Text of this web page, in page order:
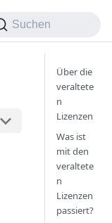
Suchen
Über die
veraltete
n
Lizenzen
Was ist
mit den
veraltete
n
Lizenzen
passiert?